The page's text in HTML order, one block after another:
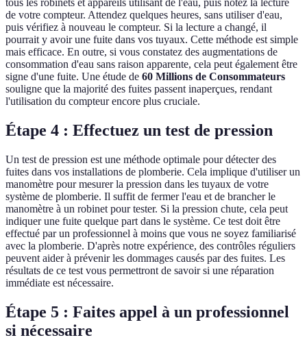
tous les robinets et appareils utilisant de l'eau, puis notez la lecture
de votre compteur. Attendez quelques heures, sans utiliser d'eau,
puis vérifiez à nouveau le compteur. Si la lecture a changé, il
pourrait y avoir une fuite dans vos tuyaux. Cette méthode est simple
mais efficace. En outre, si vous constatez des augmentations de
consommation d'eau sans raison apparente, cela peut également être
signe d'une fuite. Une étude de 60 Millions de Consommateurs
souligne que la majorité des fuites passent inaperçues, rendant
l'utilisation du compteur encore plus cruciale.
Étape 4 : Effectuez un test de pression
Un test de pression est une méthode optimale pour détecter des
fuites dans vos installations de plomberie. Cela implique d'utiliser un
manomètre pour mesurer la pression dans les tuyaux de votre
système de plomberie. Il suffit de fermer l'eau et de brancher le
manomètre à un robinet pour tester. Si la pression chute, cela peut
indiquer une fuite quelque part dans le système. Ce test doit être
effectué par un professionnel à moins que vous ne soyez familiarisé
avec la plomberie. D'après notre expérience, des contrôles réguliers
peuvent aider à prévenir les dommages causés par des fuites. Les
résultats de ce test vous permettront de savoir si une réparation
immédiate est nécessaire.
Étape 5 : Faites appel à un professionnel
si nécessaire